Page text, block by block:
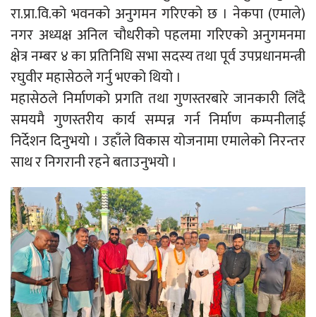
रा.प्रा.वि.को भवनको अनुगमन गरिएको छ । नेकपा (एमाले)
नगर अध्यक्ष अनिल चौधरीको पहलमा गरिएको अनुगमनमा
क्षेत्र नम्बर ४ का प्रतिनिधि सभा सदस्य तथा पूर्व उपप्रधानमन्त्री
रघुवीर महासेठले गर्नु भएको थियो ।
महासेठले निर्माणको प्रगति तथा गुणस्तरबारे जानकारी लिँदै
समयमै गुणस्तरीय कार्य सम्पन्न गर्न निर्माण कम्पनीलाई
निर्देशन दिनुभयो । उहाँले विकास योजनामा एमालेको निरन्तर
साथ र निगरानी रहने बताउनुभयो ।